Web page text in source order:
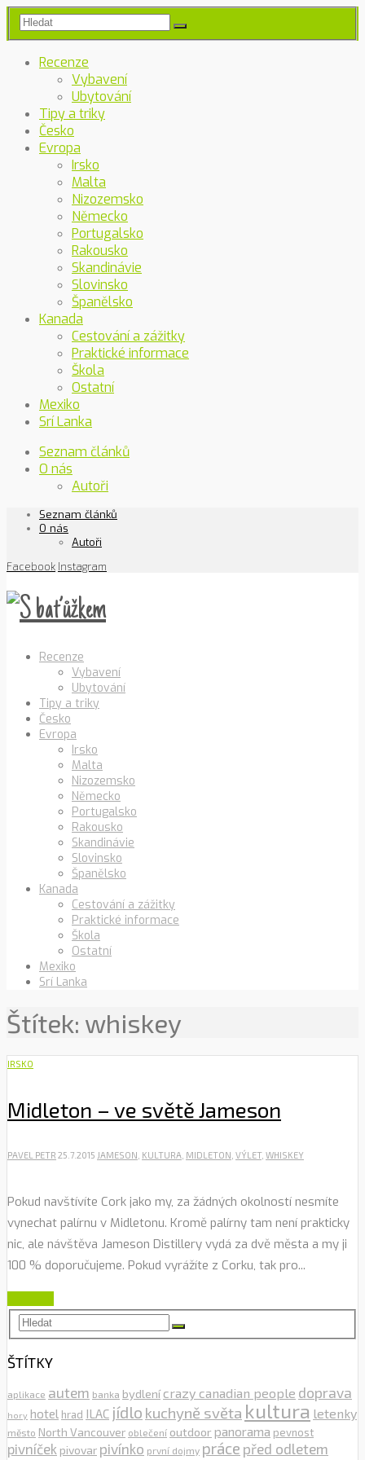
Recenze
Vybavení
Ubytování
Tipy a triky
Česko
Evropa
Irsko
Malta
Nizozemsko
Německo
Portugalsko
Rakousko
Skandinávie
Slovinsko
Španělsko
Kanada
Cestování a zážitky
Praktické informace
Škola
Ostatní
Mexiko
Srí Lanka
Seznam článků
O nás
Autoři
Seznam článků
O nás
Autoři
Facebook Instagram
Recenze
Vybavení
Ubytování
Tipy a triky
Česko
Evropa
Irsko
Malta
Nizozemsko
Německo
Portugalsko
Rakousko
Skandinávie
Slovinsko
Španělsko
Kanada
Cestování a zážitky
Praktické informace
Škola
Ostatní
Mexiko
Srí Lanka
Štítek: whiskey
IRSKO
Midleton – ve světě Jameson
PAVEL PETR 25.7.2015 JAMESON KULTURA MIDLETON VÝLET, WHISKEY
Pokud navštívíte Cork jako my, za žádných okolností nesmíte
vynechat palírnu v Midletonu. Kromě palírny tam není prakticky
nic, ale návštěva Jameson Distillery vydá za dvě města a my ji
100 % doporučujeme. Pokud vyrážíte z Corku, tak pro...
ŠTÍTKY
aplikace autem banka bydlení crazy canadian people doprava
hory hotel hrad ILAC jídlo kuchyně světa kultura letenky
město North Vancouver oblečení outdoor panorama pevnost
pivníček pivovar pivínko první dojmy práce před odletem